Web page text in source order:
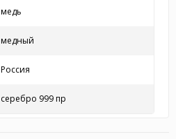
медь
медный
Россия
серебро 999 пр